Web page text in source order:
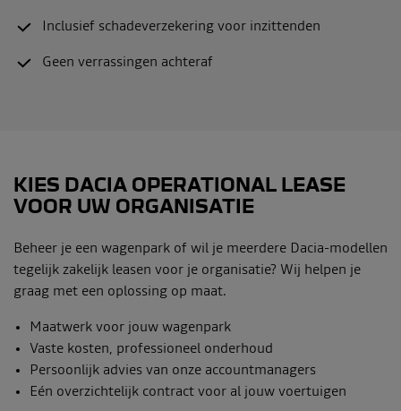
Inclusief schadeverzekering voor inzittenden
Geen verrassingen achteraf
KIES DACIA OPERATIONAL LEASE
VOOR UW ORGANISATIE
Beheer je een wagenpark of wil je meerdere Dacia-modellen
tegelijk zakelijk leasen voor je organisatie? Wij helpen je
graag met een oplossing op maat.
Maatwerk voor jouw wagenpark
Vaste kosten, professioneel onderhoud
Persoonlijk advies van onze accountmanagers
Eén overzichtelijk contract voor al jouw voertuigen